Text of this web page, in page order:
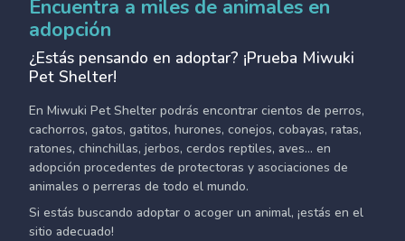
Encuentra a miles de animales en
adopción
¿Estás pensando en adoptar? ¡Prueba Miwuki
Pet Shelter!
En Miwuki Pet Shelter podrás encontrar cientos de perros,
cachorros, gatos, gatitos, hurones, conejos, cobayas, ratas,
ratones, chinchillas, jerbos, cerdos reptiles, aves... en
adopción procedentes de protectoras y asociaciones de
animales o perreras de todo el mundo.
Si estás buscando adoptar o acoger un animal, ¡estás en el
sitio adecuado!